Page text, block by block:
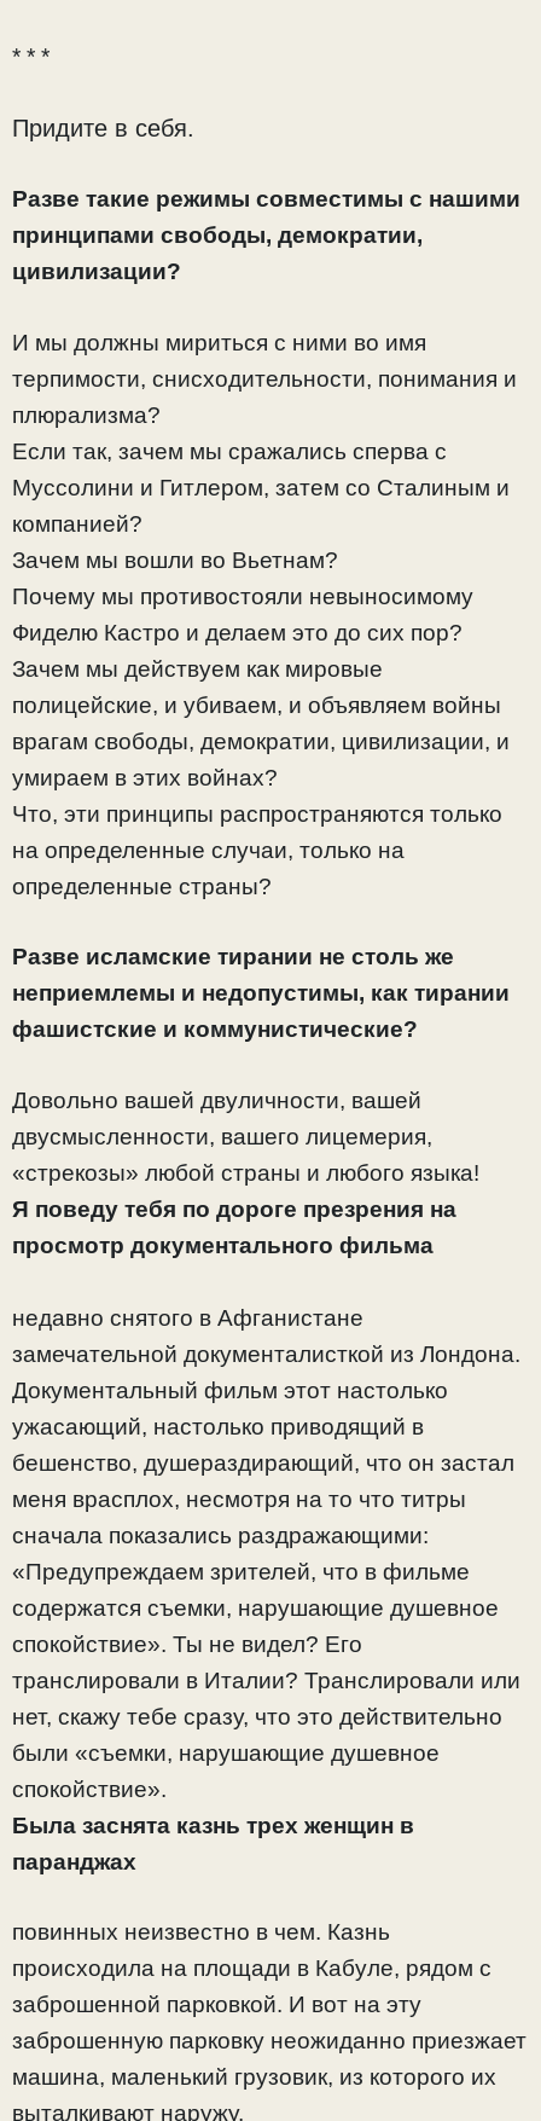
* * *
Придите в себя.
Разве такие режимы совместимы с нашими
принципами свободы, демократии,
цивилизации?
И мы должны мириться с ними во имя
терпимости, снисходительности, понимания и
плюрализма?
Если так, зачем мы сражались сперва с
Муссолини и Гитлером, затем со Сталиным и
компанией?
Зачем мы вошли во Вьетнам?
Почему мы противостояли невыносимому
Фиделю Кастро и делаем это до сих пор?
Зачем мы действуем как мировые
полицейские, и убиваем, и объявляем войны
врагам свободы, демократии, цивилизации, и
умираем в этих войнах?
Что, эти принципы распространяются только
на определенные случаи, только на
определенные страны?
Разве исламские тирании не столь же
неприемлемы и недопустимы, как тирании
фашистские и коммунистические?
Довольно вашей двуличности, вашей
двусмысленности, вашего лицемерия,
«стрекозы» любой страны и любого языка!
Я поведу тебя по дороге презрения на
просмотр документального фильма
недавно снятого в Афганистане
замечательной документалисткой из Лондона.
Документальный фильм этот настолько
ужасающий, настолько приводящий в
бешенство, душераздирающий, что он застал
меня врасплох, несмотря на то что титры
сначала показались раздражающими:
«Предупреждаем зрителей, что в фильме
содержатся съемки, нарушающие душевное
спокойствие». Ты не видел? Его
транслировали в Италии? Транслировали или
нет, скажу тебе сразу, что это действительно
были «съемки, нарушающие душевное
спокойствие».
Была заснята казнь трех женщин в
паранджах
повинных неизвестно в чем. Казнь
происходила на площади в Кабуле, рядом с
заброшенной парковкой. И вот на эту
заброшенную парковку неожиданно приезжает
машина, маленький грузовик, из которого их
выталкивают наружу.